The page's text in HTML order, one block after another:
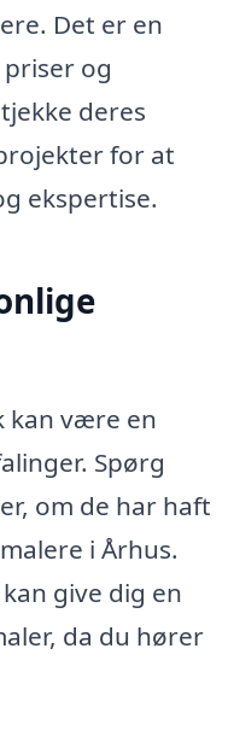
Det er en
og
deres
for at
ekspertise.
kan være en
Spørg
om de har haft
i Århus.
give dig en
da du hører